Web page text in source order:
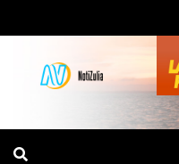
al
contenido
NOTICIAS
DE